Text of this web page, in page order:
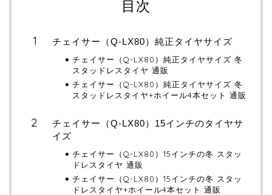
目次
チェイサー（Q-LX80）純正タイヤサイズ
チェイサー（Q-LX80）純正タイヤサイズ 冬
スタッドレスタイヤ 通販
チェイサー（Q-LX80）純正タイヤサイズ 冬
スタッドレスタイヤ+ホイール4本セット 通販
チェイサー（Q-LX80）15インチのタイヤサ
イズ
チェイサー（Q-LX80）15インチの冬 スタッ
ドレスタイヤ 通販
チェイサー（Q-LX80）15インチの冬 スタッ
ドレスタイヤ+ホイール4本セット 通販